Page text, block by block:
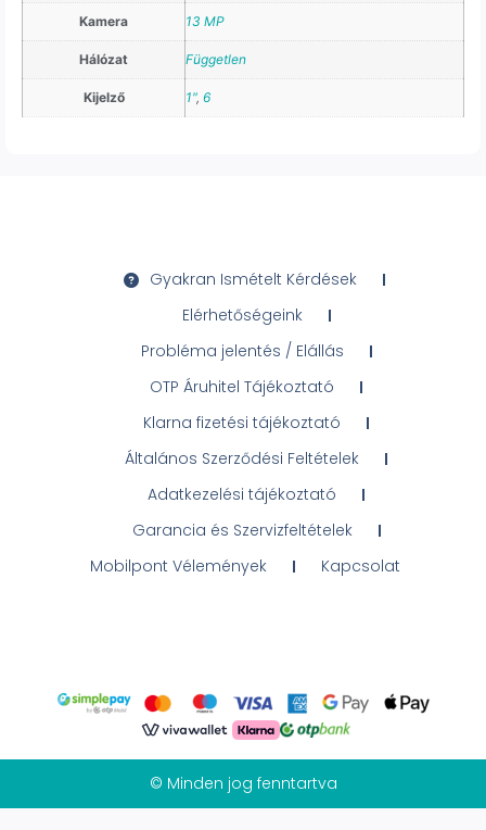
Kamera 13 MP
Hálózat Független
Kijelző 1", 6
Gyakran Ismételt Kérdések
Elérhetőségeink
Probléma jelentés / Elállás
OTP Áruhitel Tájékoztató
Klarna fizetési tájékoztató
Általános Szerződési Feltételek
Adatkezelési tájékoztató
Garancia és Szervizfeltételek
Mobilpont Vélemények
Kapcsolat
© Minden jog fenntartva